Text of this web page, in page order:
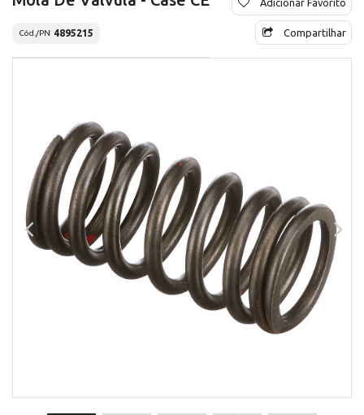
Cód./PN 4895215
Adicionar Favorito
Compartilhar